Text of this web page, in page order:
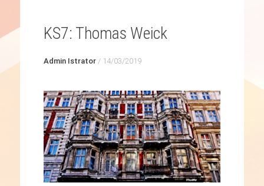
SPRINGEN
KS7: Thomas Weick
Admin Istrator/ 14/03/2019